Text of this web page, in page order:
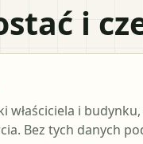
i
właściciela i
Bez tych danych